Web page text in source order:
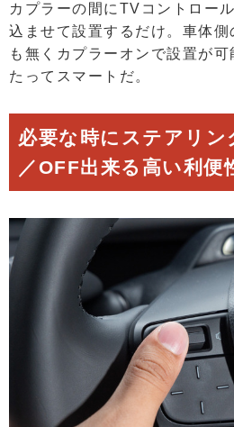
カプラーの間にTVコントロー
込ませて設置するだけ。車体
も無くカプラーオンで設置が
たってスマートだ。
必要な時にステアリン
／OFF出来る高い利便